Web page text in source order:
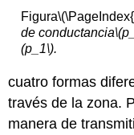
Figura
de conductancia
(p_1\).
cuatro formas
través de la zona.
manera de